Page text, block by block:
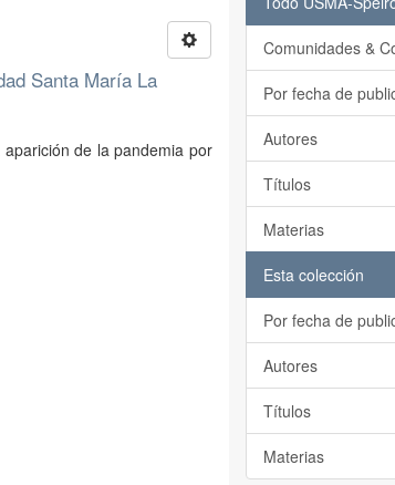
Santa María La
de la pandemia por
Comunidades &
Por fecha de
Autores
Títulos
Materias
Esta colección
Por fecha de
Autores
Títulos
Materias